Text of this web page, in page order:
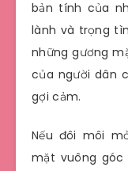
bản tính của
lành và trọng
những gương
của người dân
gợi cảm.
Nếu đôi môi
mặt vuông